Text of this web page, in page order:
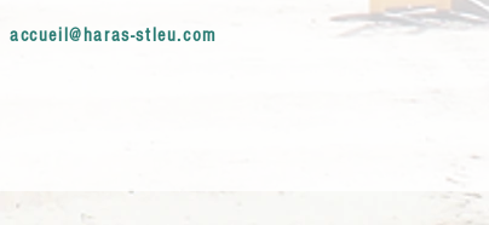
accueil@haras-stleu.com